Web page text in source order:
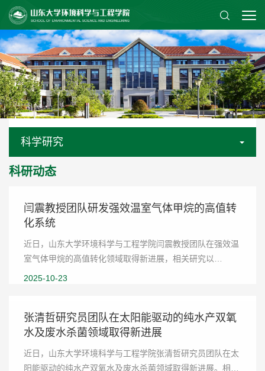
科学研究
科研动态
闫震教授团队研发强效温室气体甲烷的高值转
化系统
近日，山东大学环境科学与工程学院闫震教授团队在强效温
室气体甲烷的高值转化领域取得新进展，相关研究以
“Synergistic Integration of Engineered Methanogenic
2025-10-23
张清哲研究员团队在太阳能驱动的纯水产双氧
水及废水杀菌领域取得新进展
近日，山东大学环境科学与工程学院张清哲研究员团队在太
阳能驱动的纯水产双氧水及废水杀菌领域取得新进展。相关